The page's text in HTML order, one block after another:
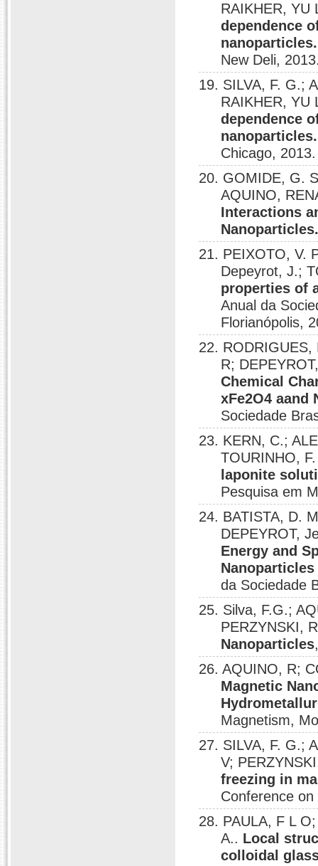
RAIKHER, YU
dependence
nanoparticles.
New Deli,
19. SILVA, F. G.;
RAIKHER, YU
dependence
nanoparticles.
Chicago, 2013.
20. GOMIDE, G.
AQUINO,
Interactions
21. PEIXOTO, V.
Depeyrot, J.;
properties of
Anual da
Florianópolis,
22. RODRIGUES,
R;
Chemical
xFe2O4 aand
Sociedade
23. KERN, C.;
TOURINHO,
laponite
Pesquisa em
24. BATISTA, D.
DEPEYROT,
Energy and
da Sociedade
25. Silva, F.G.;
PERZYNSKI,
Nanoparticles
26. AQUINO, R;
Magnetic
Magnetism,
27. SILVA, F. G.;
V;
freezing in
Conference
28. PAULA, F L
A.. Local
colloidal